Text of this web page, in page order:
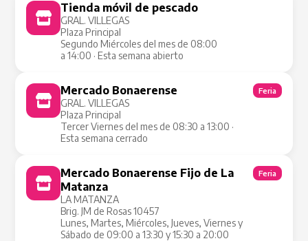
Tienda móvil de pescado
GRAL. VILLEGAS
Plaza Principal
Segundo Miércoles del mes de 08:00
a 14:00 · Esta semana abierto
Mercado Bonaerense
GRAL. VILLEGAS
Plaza Principal
Tercer Viernes del mes de 08:30 a 13:00 ·
Esta semana cerrado
Feria
Mercado Bonaerense Fijo de La
Matanza
LA MATANZA
Brig. JM de Rosas 10457
Lunes, Martes, Miércoles, Jueves, Viernes y
Sábado de 09:00 a 13:30 y 15:30 a 20:00
Feria